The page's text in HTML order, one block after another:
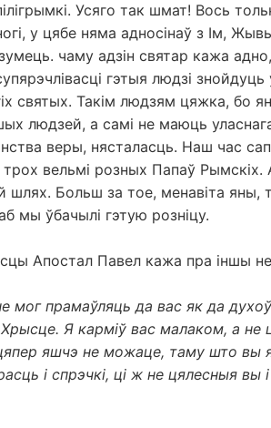
Усяго так шмат! Вось
у цябе няма адносінаў з Ім,
чаму адзін святар кажа
гэтыя людзі знойдуць
святых. Такім людзям цяжка, бо
людзей, а самі не маюць
веры, нясталасць. Наш час
вельмі розных Папаў Рымскіх.
шлях. Больш за тое, менавіта яны,
мы ўбачылі гэтую розніцу.
Апостал Павел кажа пра іншы
мог прамаўляць да вас як да
Я карміў вас малаком, а
яшчэ не можаце, таму што вы
і спрэчкі, ці ж не цялесныя вы